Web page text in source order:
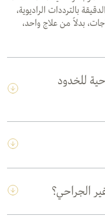
بالترددات الراديوية،
بدلاً من علاج واحد،
للخدود
الجراحي؟